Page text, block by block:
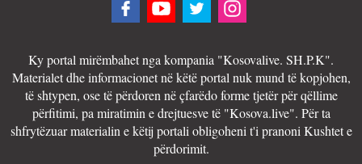
Ky portal mirëmbahet nga kompania "Kosovalive. SH.P.K".
Materialet dhe informacionet në këtë portal nuk mund të kopjohen,
të shtypen, ose të përdoren në çfarëdo forme tjetër për qëllime
përfitimi, pa miratimin e drejtuesve të "Kosova.live". Për ta
shfrytëzuar materialin e këtij portali obligoheni t'i pranoni Kushtet e
përdorimit.